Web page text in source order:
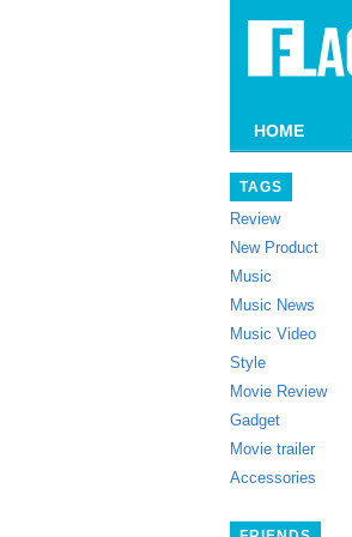
HOME
TAGS
Review
New Product
Music
Music News
Music Video
Style
Movie Review
Gadget
Movie trailer
Accessories